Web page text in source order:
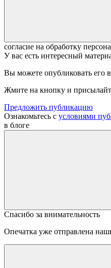
согласие на обработку
У вас есть интересный
Вы можете опубликовать его
Жмите на кнопку и
Предложить публикацию
Ознакомьтесь с условиями
в блоге
Спасибо за внимательность
Опечатка уже отправлена